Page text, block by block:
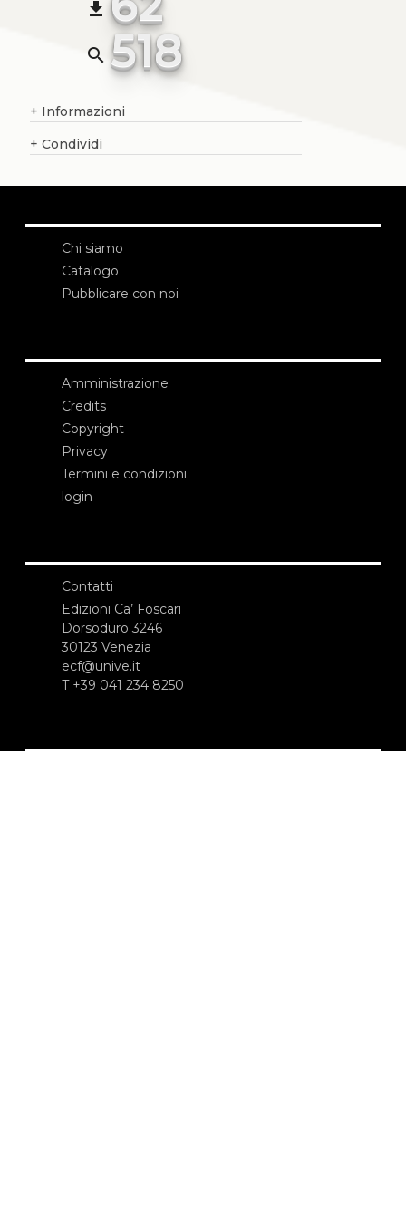
file_download
search 518
+ Informazioni
+ Condividi
Chi siamo
Catalogo
Pubblicare con noi
Amministrazione
Credits
Copyright
Privacy
Termini e condizioni
login
Contatti
Edizioni Ca’ Foscari
Dorsoduro 3246
30123 Venezia
ecf@unive.it
T +39 041 234 8250